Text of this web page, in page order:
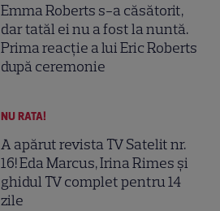
Emma Roberts s-a căsătorit,
dar tatăl ei nu a fost la nuntă.
Prima reacție a lui Eric Roberts
după ceremonie
NU RATA!
A apărut revista TV Satelit nr.
16! Eda Marcus, Irina Rimes și
ghidul TV complet pentru 14
zile